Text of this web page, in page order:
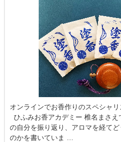
オンラインでお香作りのスペシャ
ひふみお香アカデミー 椎名まさ
の自分を振り返り、アロマを経て
のかを書いていま …